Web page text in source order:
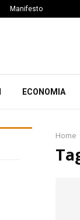
Manifesto
ECONOMIA
Home